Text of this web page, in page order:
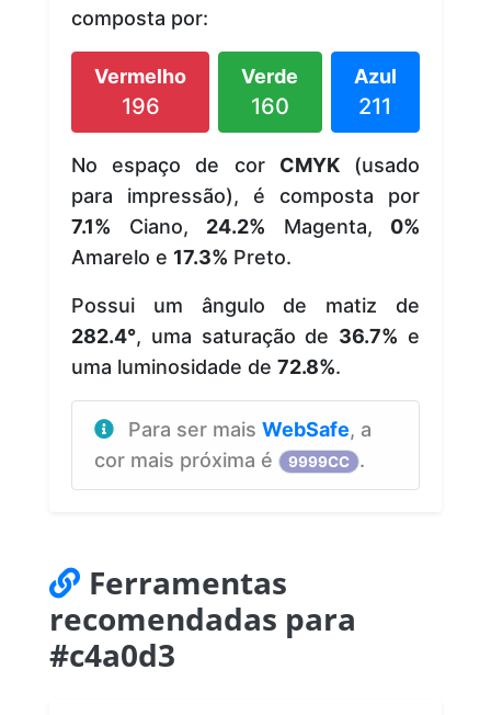
composta por:
Vermelho
196
Verde
160
Azul
211
No espaço de cor CMYK(usado
para impressão), é composta por
7.1% Ciano, 24.2% Magenta, 0%
Amarelo e 17.3% Preto.
Possui um ângulo de matiz de
282.4°, uma saturação de 36.7% e
uma luminosidade de 72.8%.
Para ser mais WebSafe, a
cor mais próxima é
9999CC .
Ferramentas
recomendadas para
#c4a0d3